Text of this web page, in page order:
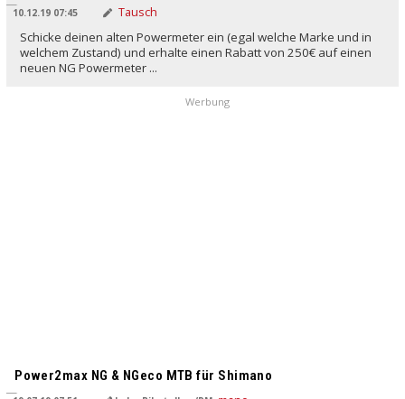
10.12.19 07:45
Schicke deinen alten Powermeter ein (egal welche Marke und in
welchem Zustand) und erhalte einen Rabatt von 250€ auf einen
neuen NG Powermeter ...
Werbung
Power2max NG & NGeco MTB für Shimano